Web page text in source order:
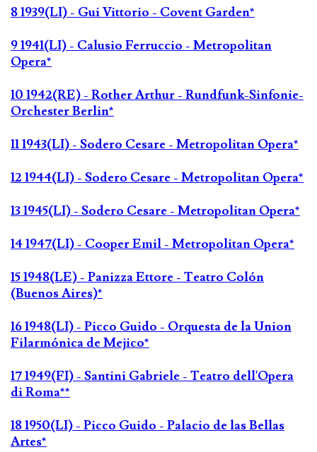
8 1939(LI) - Gui Vittorio - Covent Garden*
9 1941(LI) - Calusio Ferruccio - Metropolitan
Opera*
10 1942(RE) - Rother Arthur - Rundfunk-Sinfonie-
Orchester Berlin*
11 1943(LI) - Sodero Cesare - Metropolitan Opera*
12 1944(LI) - Sodero Cesare - Metropolitan Opera*
13 1945(LI) - Sodero Cesare - Metropolitan Opera*
14 1947(LI) - Cooper Emil - Metropolitan Opera*
15 1948(LE) - Panizza Ettore - Teatro Colón
(Buenos Aires)*
16 1948(LI) - Picco Guido - Orquesta de la Union
Filarmónica de Mejico*
17 1949(FI) - Santini Gabriele - Teatro dell'Opera
di Roma**
18 1950(LI) - Picco Guido - Palacio de las Bellas
Artes*